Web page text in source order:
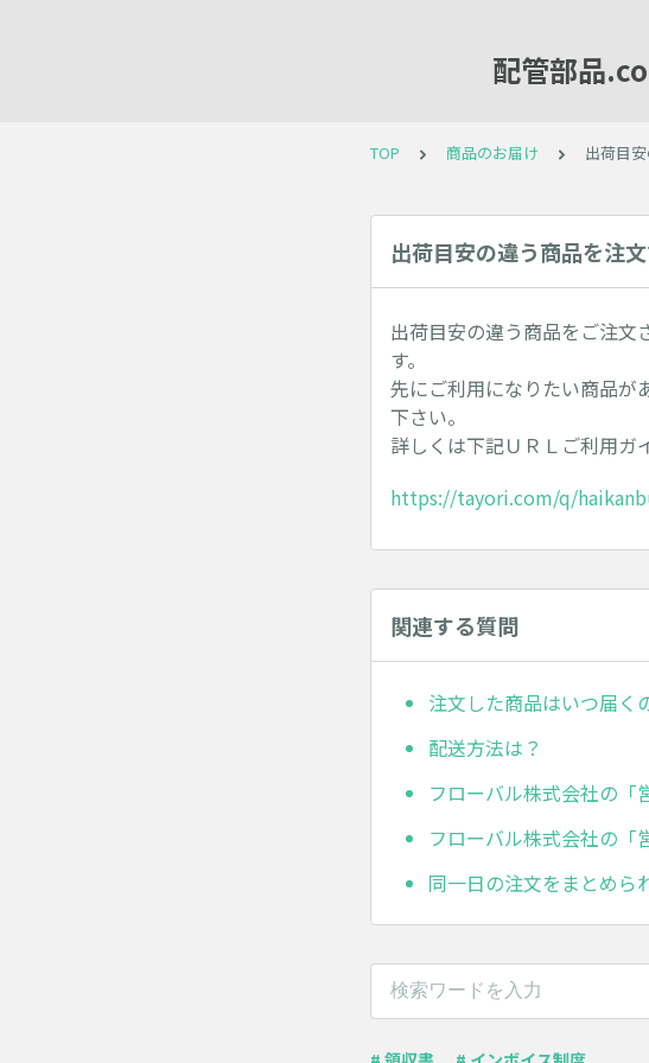
配管部品
TOP 商品のお届け 出荷目
出荷目安の違う商品を注
出荷目安の違う商品をご注文
す。
先にご利用になりたい商品が
下さい。
詳しくは下記ＵＲＬご利用ガ
https://tayori.com/q/
関連する質問
注文した商品はいつ届く
配送方法は？
フローバル株式会社の「
フローバル株式会社の「
同一日の注文をまとめら